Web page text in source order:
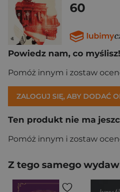
60
Powiedz nam, co myślisz!
Pomóż innym i zostaw
ZALOGUJ SIĘ, ABY DODAĆ
Ten produkt nie ma
Pomóż innym i zostaw
Z tego samego